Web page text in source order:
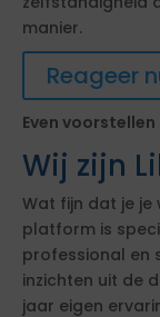
manier.
Reageer
Even voorstellen
Wij zijn
Wat fijn dat je je
platform is
professional en
inzichten uit de
jaar eigen